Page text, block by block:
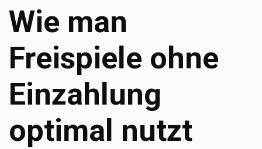
Wie man
Freispiele ohne
Einzahlung
optimal nutzt